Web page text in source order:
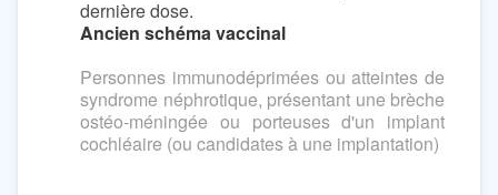
dernière dose.
Ancien schéma vaccinal
Personnes immunodéprimées ou atteintes de
syndrome néphrotique, présentant une brèche
ostéo-méningée ou porteuses d'un implant
cochléaire (ou candidates à une implantation)